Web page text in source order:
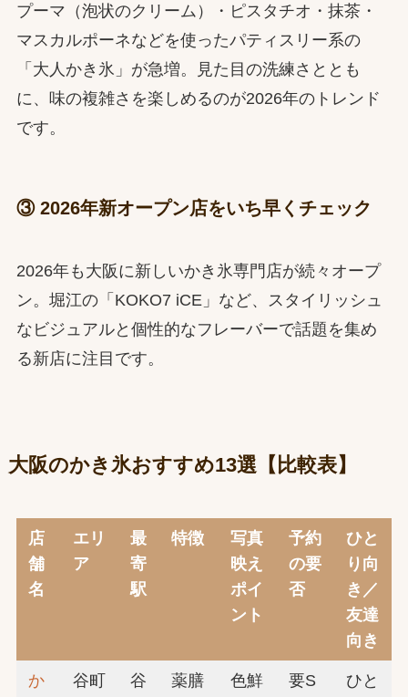
プーマ（泡状のクリーム）・ピスタチオ・抹茶・
マスカルポーネなどを使ったパティスリー系の
「大人かき氷」が急増。見た目の洗練さととも
に、味の複雑さを楽しめるのが2026年のトレンド
です。
③ 2026年新オープン店をいち早くチェック
2026年も大阪に新しいかき氷専門店が続々オープ
ン。堀江の「KOKO7 iCE」など、スタイリッシュ
なビジュアルと個性的なフレーバーで話題を集め
る新店に注目です。
大阪のかき氷おすすめ13選【比較表】
店
舗
名
エリ
ア
最
寄
駅
特徴
写真
映え
ポイ
ント
予約
の要
否
ひと
り向
き／
友達
向き
か 谷町 谷 薬膳 色鮮 要S ひと